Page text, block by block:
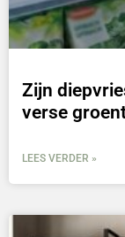
Zijn
verse
LEES VERDER »